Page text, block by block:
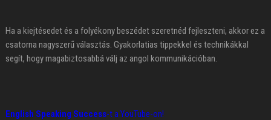
Ha a kiejtésedet és a folyékony beszédet szeretnéd fejleszteni, akkor ez a
csatorna nagyszerű választás. Gyakorlatias tippekkel és technikákkal
segít, hogy magabiztosabbá válj az angol kommunikációban.
English Speaking Success-t a YouTube-on!